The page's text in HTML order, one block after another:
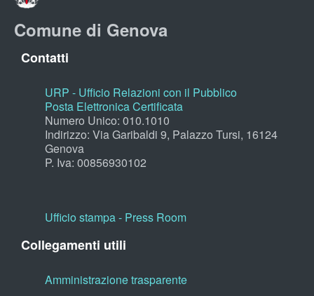
Comune di Genova
Contatti
URP - Ufficio Relazioni con il Pubblico
Posta Elettronica Certificata
Numero Unico: 010.1010
Indirizzo: Via Garibaldi 9, Palazzo Tursi, 16124
Genova
P. Iva: 00856930102
Ufficio stampa - Press Room
Collegamenti utili
Amministrazione trasparente